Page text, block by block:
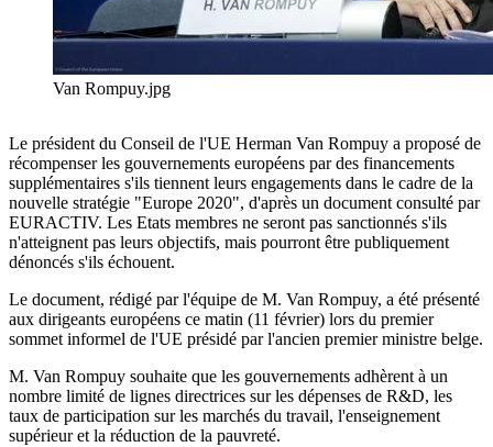
Van Rompuy.jpg
Le président du Conseil de l'UE Herman Van Rompuy a proposé de
récompenser les gouvernements européens par des financements
supplémentaires s'ils tiennent leurs engagements dans le cadre de la
nouvelle stratégie "Europe 2020", d'après un document consulté par
EURACTIV. Les Etats membres ne seront pas sanctionnés s'ils
n'atteignent pas leurs objectifs, mais pourront être publiquement
dénoncés s'ils échouent.
Le document, rédigé par l'équipe de M. Van Rompuy, a été présenté
aux dirigeants européens ce matin (11 février) lors du premier
sommet informel de l'UE présidé par l'ancien premier ministre belge.
M. Van Rompuy souhaite que les gouvernements adhèrent à un
nombre limité de lignes directrices sur les dépenses de R&D, les
taux de participation sur les marchés du travail, l'enseignement
supérieur et la réduction de la pauvreté.